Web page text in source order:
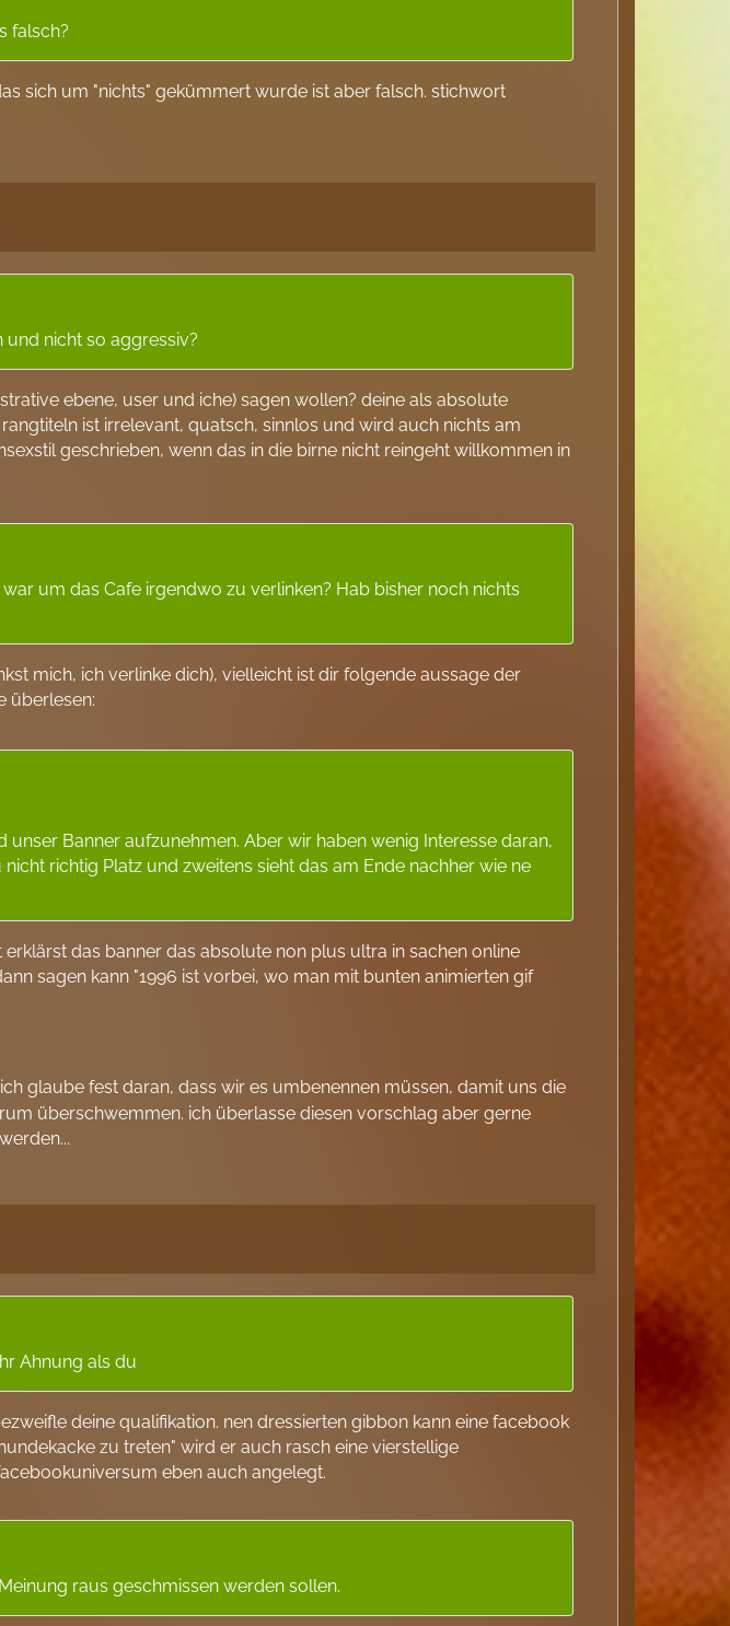
falsch?
sich um "nichts" gekümmert wurde ist aber falsch. stichwort
nicht so aggressiv?
ebene, user und iche) sagen wollen? deine als absolute
ist irrelevant, quatsch, sinnlos und wird auch nichts am
geschrieben, wenn das in die birne nicht reingeht willkommen in
um das Cafe irgendwo zu verlinken? Hab bisher noch nichts
mich, ich verlinke dich), vielleicht ist dir folgende aussage der
überlesen:
unser Banner aufzunehmen. Aber wir haben wenig Interesse daran,
richtig Platz und zweitens sieht das am Ende nachher wie ne
das banner das absolute non plus ultra in sachen online
sagen kann "1996 ist vorbei, wo man mit bunten animierten gif
ich glaube fest daran, dass wir es umbenennen müssen, damit uns die
überschwemmen. ich überlasse diesen vorschlag aber gerne
Ahnung als du
deine qualifikation. nen dressierten gibbon kann eine facebook
zu treten" wird er auch rasch eine vierstellige
eben auch angelegt.
raus geschmissen werden sollen.